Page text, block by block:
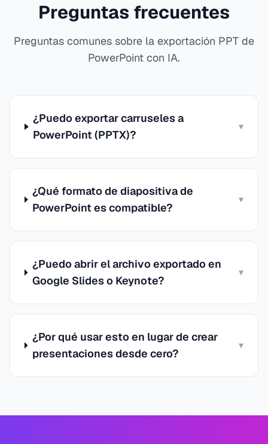
Preguntas frecuentes
Preguntas comunes sobre la exportación PPT de
PowerPoint con IA.
¿Puedo exportar carruseles a
PowerPoint (PPTX)?
▾
¿Qué formato de diapositiva de
PowerPoint es compatible?
▾
¿Puedo abrir el archivo exportado en
Google Slides o Keynote?
▾
¿Por qué usar esto en lugar de crear
presentaciones desde cero?
▾